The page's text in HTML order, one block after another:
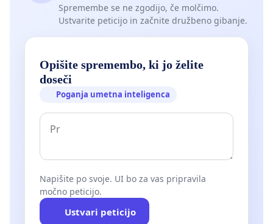
Spremembe se ne zgodijo, če molčimo.
Ustvarite peticijo in začnite družbeno gibanje.
Opišite spremembo, ki jo želite
doseči
Poganja umetna inteligenca
Napišite po svoje. UI bo za vas pripravila
močno peticijo.
Ustvari peticijo